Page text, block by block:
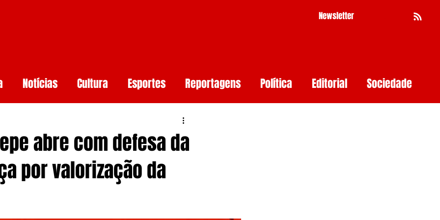
Newsletter
Notícias Cultura Esportes Reportagens Política Editorial Sociedade
Meio ambiente
Smartphones e Tendências
abre com defesa da
por valorização da